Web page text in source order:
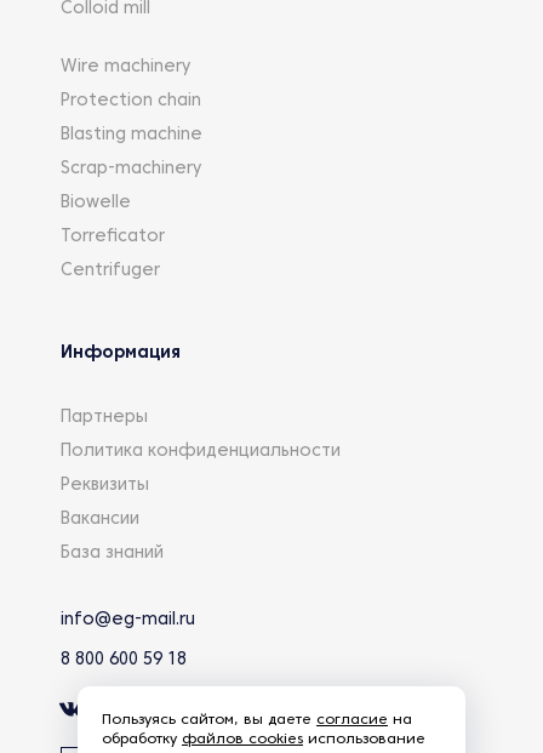
Colloid mill
Wire machinery
Protection chain
Blasting machine
Scrap-machinery
Biowelle
Torreficator
Centrifuger
Информация
Партнеры
Политика конфиденциальности
Реквизиты
Вакансии
База знаний
info@eg-mail.ru
8 800 600 59 18
Пользуясь сайтом, вы даете согласие на
обработку файлов cookies использование